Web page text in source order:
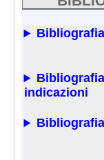
indicazioni